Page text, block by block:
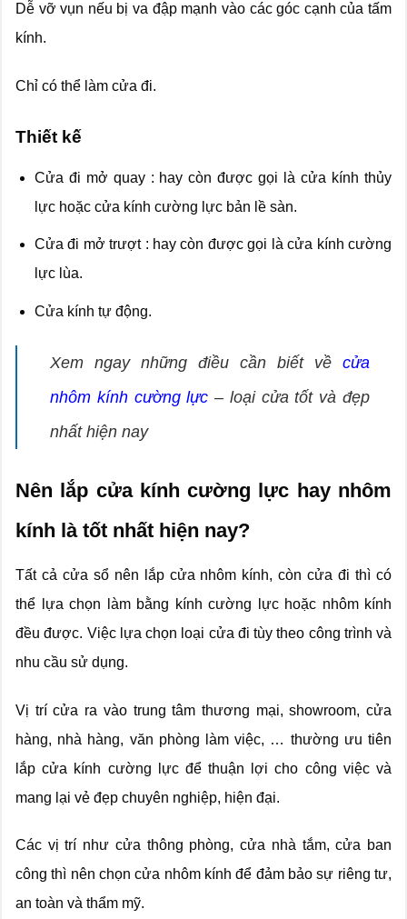
Dễ vỡ vụn nếu bị va đập mạnh vào các góc cạnh của tấm
kính.
Chỉ có thể làm cửa đi.
Thiết kế
Cửa đi mở quay : hay còn được gọi là cửa kính thủy
lực hoặc cửa kính cường lực bản lề sàn.
Cửa đi mở trượt : hay còn được gọi là cửa kính cường
lực lùa.
Cửa kính tự động.
Xem ngay những điều cần biết về cửa
nhôm kính cường lực – loại cửa tốt và đẹp
nhất hiện nay
Nên lắp cửa kính cường lực hay nhôm
kính là tốt nhất hiện nay?
Tất cả cửa sổ nên lắp cửa nhôm kính, còn cửa đi thì có
thể lựa chọn làm bằng kính cường lực hoặc nhôm kính
đều được. Việc lựa chọn loại cửa đi tùy theo công trình và
nhu cầu sử dụng.
Vị trí cửa ra vào trung tâm thương mại, showroom, cửa
hàng, nhà hàng, văn phòng làm việc, … thường ưu tiên
lắp cửa kính cường lực để thuận lợi cho công việc và
mang lại vẻ đẹp chuyên nghiệp, hiện đại.
Các vị trí như cửa thông phòng, cửa nhà tắm, cửa ban
công thì nên chọn cửa nhôm kính để đảm bảo sự riêng tư,
an toàn và thẩm mỹ.